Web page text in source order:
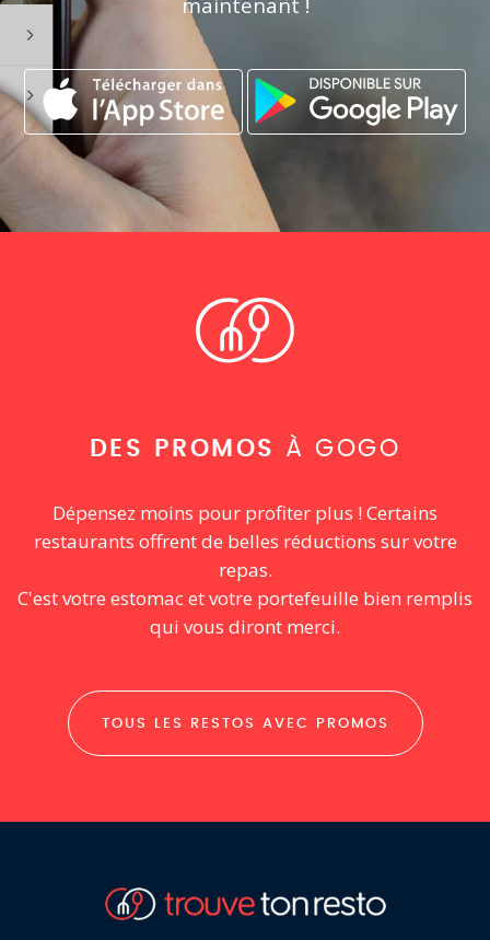
DES PROMOS À GOGO
Dépensez moins pour profiter plus ! Certains
restaurants offrent de belles réductions sur votre
repas.
C'est votre estomac et votre portefeuille bien remplis
qui vous diront merci.
TOUS LES RESTOS AVEC PROMOS